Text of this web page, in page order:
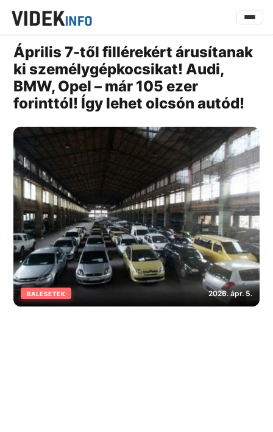
Április 7-től fillérekért árusítanak
ki személygépkocsikat! Audi,
BMW, Opel – már 105 ezer
forinttól! Így lehet olcsón autód!
BALESETEK 2026. ápr. 5.